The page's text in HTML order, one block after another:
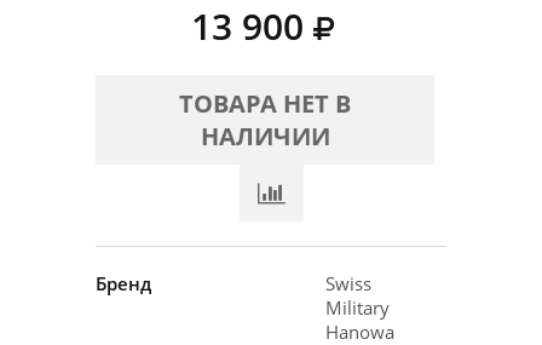
13 900
ТОВАРА НЕТ В
НАЛИЧИИ
Бренд
Swiss
Military
Hanowa